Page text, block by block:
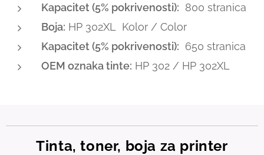
Kapacitet (5% pokrivenosti): 800 stranica
Boja: HP 302XL Kolor / Color
Kapacitet (5% pokrivenosti): 650 stranica
OEM oznaka tinte: HP 302 / HP 302XL
Tinta, toner, boja za printer